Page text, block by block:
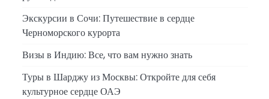
Экскурсии в Сочи: Путешествие в сердце
Черноморского курорта
Визы в Индию: Все, что вам нужно знать
Туры в Шарджу из Москвы: Откройте для себя
культурное сердце ОАЭ